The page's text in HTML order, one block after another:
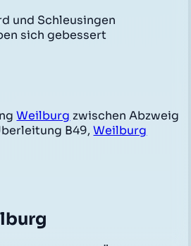
und Schleusingen
sich gebessert
Weilburg zwischen Abzweig
B49,Weilburg